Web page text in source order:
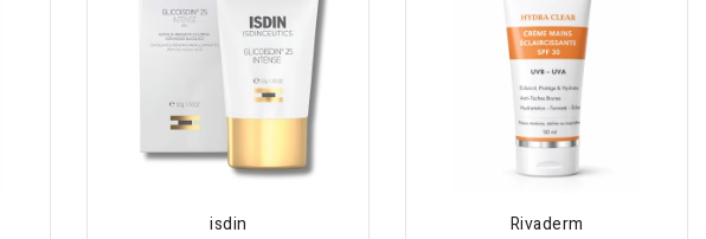
isdin Rivaderm